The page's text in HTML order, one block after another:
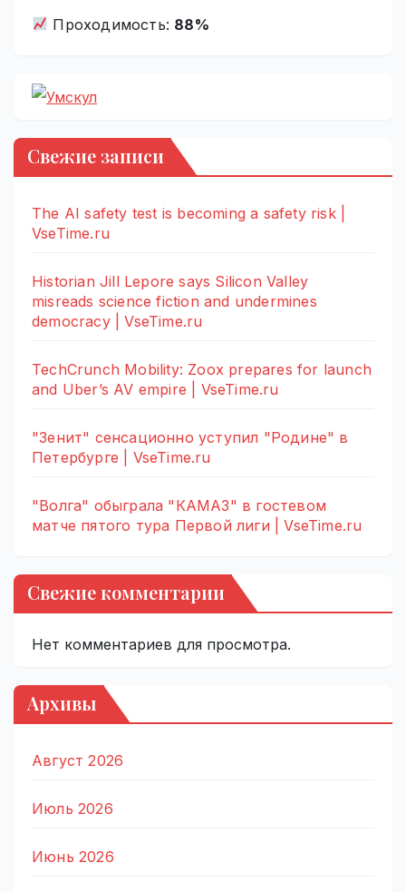
Проходимость: 88%
Свежие записи
The AI safety test is becoming a safety risk |
VseTime.ru
Historian Jill Lepore says Silicon Valley
misreads science fiction and undermines
democracy | VseTime.ru
TechCrunch Mobility: Zoox prepares for launch
and Uber’s AV empire | VseTime.ru
"Зенит" сенсационно уступил "Родине" в
Петербурге | VseTime.ru
"Волга" обыграла "КАМАЗ" в гостевом
матче пятого тура Первой лиги | VseTime.ru
Свежие комментарии
Нет комментариев для просмотра.
Архивы
Август 2026
Июль 2026
Июнь 2026